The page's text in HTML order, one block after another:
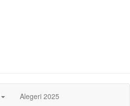
Alegeri 2025